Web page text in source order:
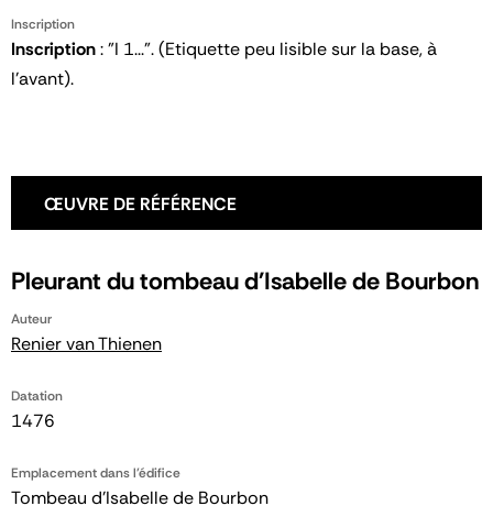
Inscription
Inscription: "I 1...". (Etiquette peu lisible sur la base, à
l'avant).
ŒUVRE DE RÉFÉRENCE
Pleurant du tombeau d'Isabelle de Bourbon
Auteur
Renier van Thienen
Datation
1476
Emplacement dans l'édifice
Tombeau d'Isabelle de Bourbon